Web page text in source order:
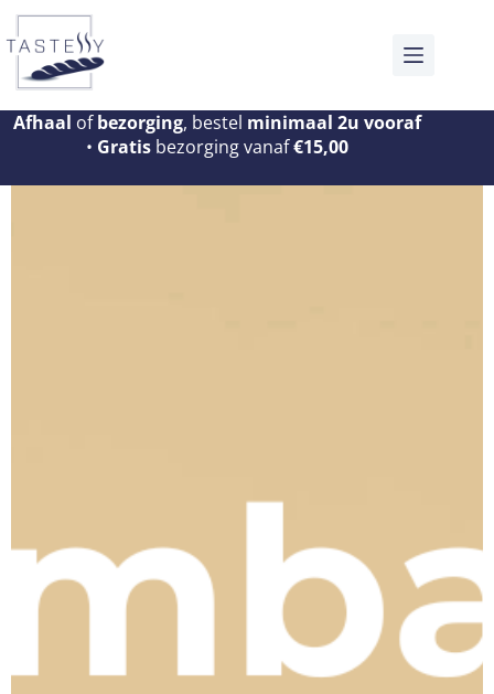
Afhaal ofbezorging, bestel minimaal 2u vooraf
• Gratis bezorging vanaf€15,00